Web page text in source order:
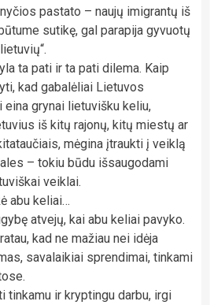
pastato – naujų imigrantų iš
sutikę, gal parapija gyvuotų
ta pati ir ta pati dilema. Kaip
kad gabalėliai Lietuvos
grynai lietuvišku keliu,
iš kitų rajonų, kitų miestų ar
mėgina įtraukti į veiklą
– tokiu būdu išsaugodami
veiklai.
abu keliai…
atvejų, kai abu keliai pavyko.
kad ne mažiau nei idėja
savalaikiai sprendimai, tinkami
tinkamu ir kryptingu darbu, irgi